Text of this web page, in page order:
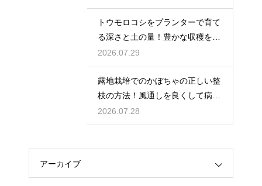
トウモロコシをプランターで育て
る深さと土の量！豊かな収穫を目
指す
2026.07.29
露地栽培でのかぼちゃの正しい整
枝の方法！風通しを良くして病気
を予防
2026.07.28
アーカイブ